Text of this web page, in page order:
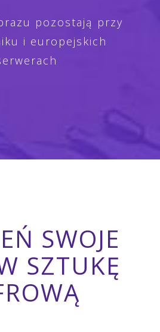
pozostają przy
i europejskich
SWOJE
SZTUKĘ